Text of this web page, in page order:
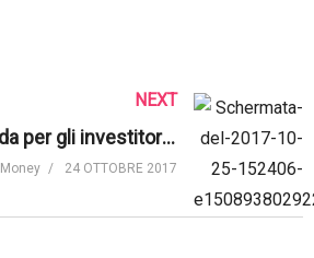
NEXT
REIT. Una guida per gli investitori in bond ai Real Estate Investment Trusts | M&G Investments
24 OTTOBRE 2017